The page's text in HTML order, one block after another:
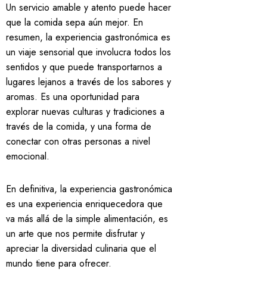
Un servicio amable y atento puede hacer
que la comida sepa aún mejor. En
resumen, la experiencia gastronómica es
un viaje sensorial que involucra todos los
sentidos y que puede transportarnos a
lugares lejanos a través de los sabores y
aromas. Es una oportunidad para
explorar nuevas culturas y tradiciones a
través de la comida, y una forma de
conectar con otras personas a nivel
emocional.
En definitiva, la experiencia gastronómica
es una experiencia enriquecedora que
va más allá de la simple alimentación, es
un arte que nos permite disfrutar y
apreciar la diversidad culinaria que el
mundo tiene para ofrecer.